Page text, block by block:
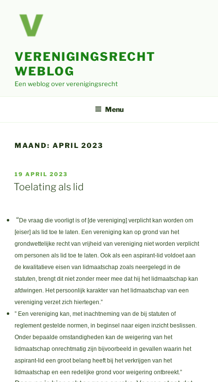
VERENIGINGSRECHT
WEBLOG
Een weblog over verenigingsrecht
Menu
MAAND: APRIL 2023
GEPLAATST
OP
19 APRIL 2023
Toelating als lid
“ De vraag die voorligt is of [de vereniging] verplicht kan worden om
[eiser] als lid toe te laten. Een vereniging kan op grond van het
grondwettelijke recht van vrijheid van vereniging niet worden verplicht
om personen als lid toe te laten. Ook als een aspirant-lid voldoet aan
de kwalitatieve eisen van lidmaatschap zoals neergelegd in de
statuten, brengt dit niet zonder meer mee dat hij het lidmaatschap kan
afdwingen. Het persoonlijk karakter van het lidmaatschap van een
vereniging verzet zich hiertegen.”
” Een vereniging kan, met inachtneming van de bij statuten of
reglement gestelde normen, in beginsel naar eigen inzicht beslissen.
Onder bepaalde omstandigheden kan de weigering van het
lidmaatschap onrechtmatig zijn bijvoorbeeld in gevallen waarin het
aspirant-lid een groot belang heeft bij het verkrijgen van het
lidmaatschap en een redelijke grond voor weigering ontbreekt.”